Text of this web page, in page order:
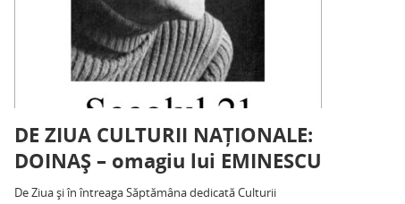
DE ZIUA CULTURII NAȚIONALE:
DOINAȘ – omagiu lui EMINESCU
De Ziua și în întreaga Săptămâna dedicată Culturii